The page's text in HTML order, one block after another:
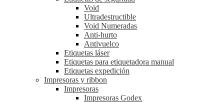
Void
Ultradestructible
Void Numeradas
Anti-hurto
Antivuelco
Etiquetas láser
Etiquetas para etiquetadora manual
Etiquetas expedición
Impresoras y ribbon
Impresoras
Impresoras Godex